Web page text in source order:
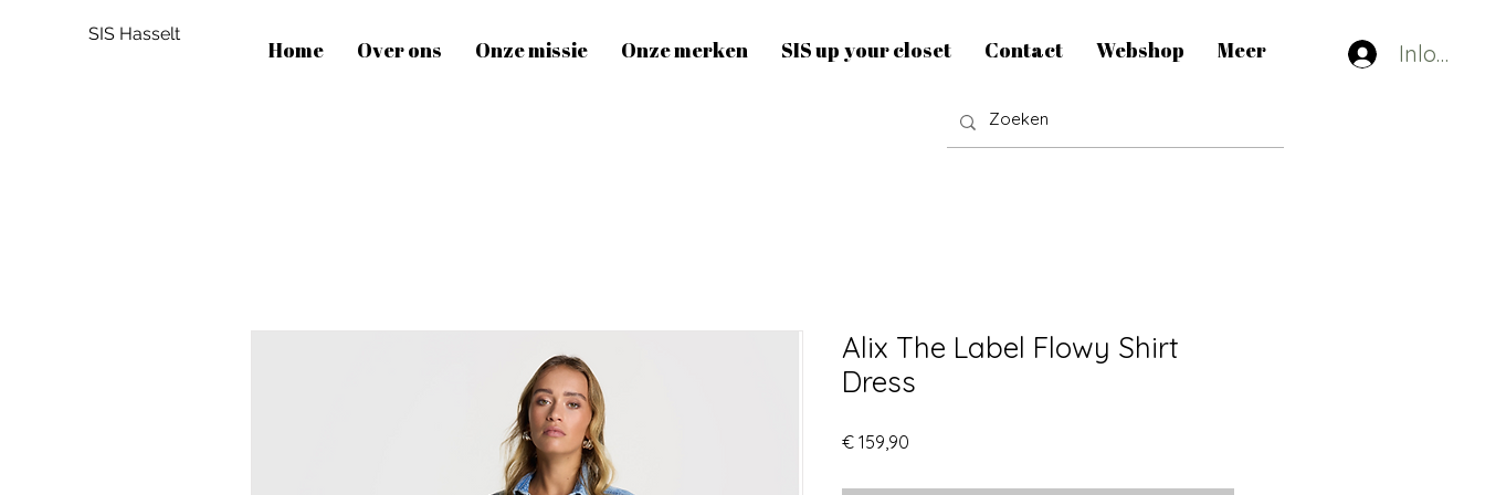
SIS Hasselt
Home Over ons Onze missie Onze merken SIS up your closet Contact Webshop Meer
Alix The Label Flowy Shirt
Dress
€ 159,90